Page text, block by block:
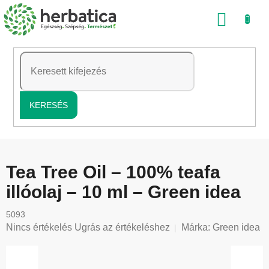
Ugrás
a
tartalomhoz
KERESÉS
Tea Tree Oil – 100% teafa
illóolaj – 10 ml – Green idea
5093
A
Nincs értékelés Ugrás az értékeléshez Márka: Green idea